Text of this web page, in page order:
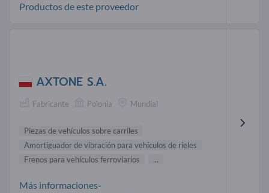
Productos de este proveedor
AXTONE S.A.
Fabricante Polonia Mundial
Piezas de vehículos sobre carriles
Amortiguador de vibración para vehículos de rieles
Frenos para vehículos ferroviarios
...
Más informaciones-